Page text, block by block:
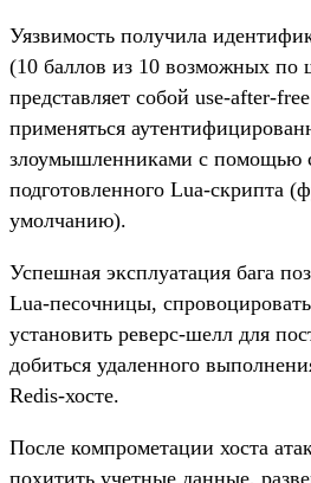
Уязвимость получила
(10 баллов из 10 возможных по
представляет собой use-after-
применяться
злоумышленниками с помощью
подготовленного Lua-скрипта
умолчанию).
Успешная эксплуатация бага
Lua-песочницы,
установить реверс-шелл для
добиться удаленного
Redis-хосте.
После компрометации хоста
похитить учетные данные,